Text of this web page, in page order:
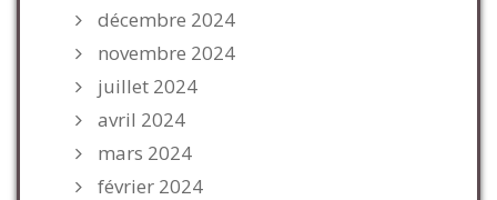
décembre 2024
novembre 2024
juillet 2024
avril 2024
mars 2024
février 2024